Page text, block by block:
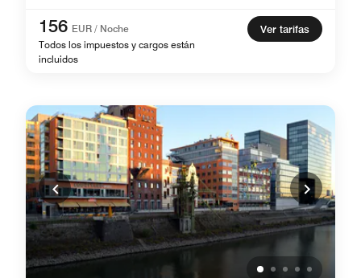
156 EUR / Noche
Todos los impuestos y cargos están
incluidos
Ver tarifas